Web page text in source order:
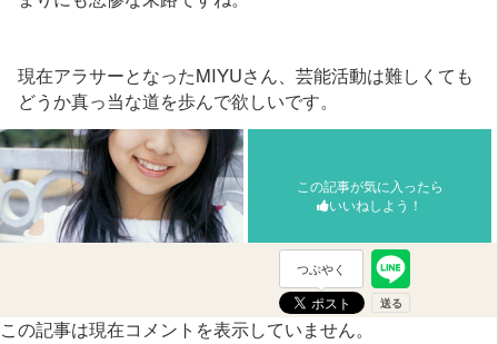
現在アラサーとなったMIYUさん、芸能活動は難しくても
どうか真っ当な道を歩んで欲しいです。
この記事が気に入ったら
いいねしよう！
つぶやく
この記事は現在コメントを表示していません。